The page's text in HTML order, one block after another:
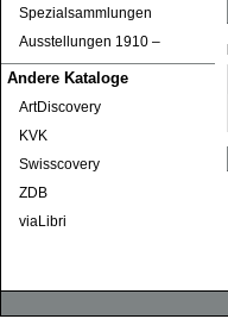
Spezialsammlungen
Ausstellungen 1910 ‒
Andere Kataloge
ArtDiscovery
KVK
Swisscovery
ZDB
viaLibri